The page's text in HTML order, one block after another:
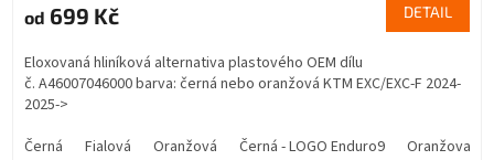
od 699 Kč DETAIL
Eloxovaná hliníková alternativa plastového OEM dílu
č. A46007046000 barva: černá nebo oranžová KTM EXC/EXC-F 2024-
2025->
Černá
Fialová Oranžová Černá - LOGO Enduro9 Oranžova -